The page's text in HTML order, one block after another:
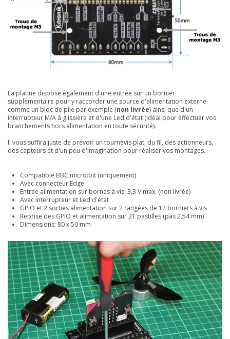
La platine dispose également d'une entrée sur un bornier
supplémentaire pour y raccorder une source d'alimentation externe
comme un bloc de pile par exemple (non livrée) ainsi que d'un
interrupteur M/A à glissière et d'une Led d'état (idéal pour effectuer vos
branchements hors alimentation en toute sécurité).
Il vous suffira juste de prévoir un tournevis plat, du fil, des actionneurs,
des capteurs et d'un peu d'imagination pour réaliser vos montages.
Compatible BBC micro:bit (uniquement)
Avec connecteur Edge
Entrée alimentation sur bornes à vis: 3,3 V max. (non livrée)
Avec interrupteur et Led d'état
GPIO et 2 sorties alimentation sur 2 rangées de 12 borniers à vis
Reprise des GPIO et alimentation sur 21 pastilles (pas 2,54 mm)
Dimensions: 80 x 50 mm